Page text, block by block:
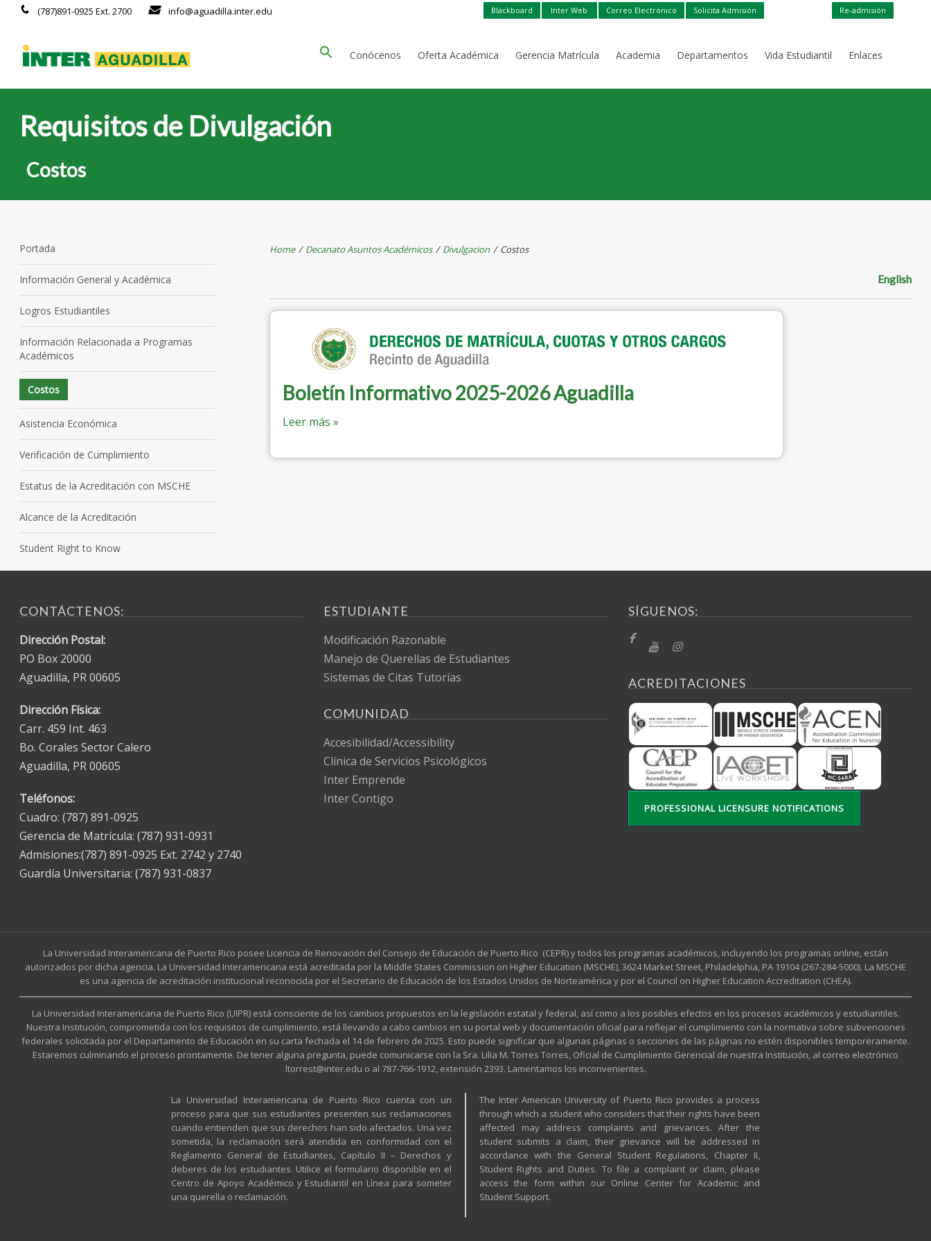
Blackboard Inter Web Correo Electrónico Solicita Admisión Re-admisión
(787)891-0925 Ext. 2700 info@aguadilla.inter.edu
Conócenos Oferta Académica Gerencia Matrícula Academia Departamentos Vida Estudiantil Enlaces
Requisitos de Divulgación
Costos
Home / Decanato Asuntos Académicos / Divulgacion / Costos
English
Boletín Informativo 2025-2026 Aguadilla
Leer más »
Portada
Información General y Académica
Logros Estudiantiles
Información Relacionada a Programas
Académicos
Costos
Asistencia Económica
Verificación de Cumplimiento
Estatus de la Acreditación con MSCHE
Alcance de la Acreditación
Student Right to Know
CONTÁCTENOS:
Dirección Postal:
PO Box 20000
Aguadilla, PR 00605
Dirección Física:
Carr. 459 Int. 463
Bo. Corales Sector Calero
Aguadilla, PR 00605
Teléfonos:
Cuadro: (787) 891-0925
Gerencia de Matrícula: (787) 931-0931
Admisiones:(787) 891-0925 Ext. 2742 y 2740
Guardía Universitaria: (787) 931-0837
ESTUDIANTE
Modificación Razonable
Manejo de Querellas de Estudiantes
Sistemas de Citas Tutorías
COMUNIDAD
Accesibilidad/Accessibility
Clínica de Servicios Psicológicos
Inter Emprende
Inter Contigo
SÍGUENOS:
ACREDITACIONES
PROFESSIONAL LICENSURE NOTIFICATIONS
La Universidad Interamericana de Puerto Rico posee Licencia de Renovación del Consejo de Educación de Puerto Rico (CEPR) y todos los programas académicos, incluyendo los programas online, están
autorizados por dicha agencia. La Universidad Interamericana está acreditada por la Middle States Commission on Higher Education (MSCHE), 3624 Market Street, Philadelphia, PA 19104 (267-284-5000). La MSCHE
es una agencia de acreditación institucional reconocida por el Secretario de Educación de los Estados Unidos de Norteamérica y por el Council on Higher Education Accreditation (CHEA).
La Universidad Interamericana de Puerto Rico (UIPR) está consciente de los cambios propuestos en la legislación estatal y federal, así como a los posibles efectos en los procesos académicos y estudiantiles.
Nuestra Institución, comprometida con los requisitos de cumplimiento, está llevando a cabo cambios en su portal web y documentación oficial para reflejar el cumplimiento con la normativa sobre subvenciones
federales solicitada por el Departamento de Educación en su carta fechada el 14 de febrero de 2025. Esto puede significar que algunas páginas o secciones de las páginas no estén disponibles temporeramente.
Estaremos culminando el proceso prontamente. De tener alguna pregunta, puede comunicarse con la Sra. Lilia M. Torres Torres, Oficial de Cumplimiento Gerencial de nuestra Institución, al correo electrónico
ltorrest@inter.edu o al 787-766-1912, extensión 2393. Lamentamos los inconvenientes.
La Universidad Interamericana de Puerto Rico cuenta con un
proceso para que sus estudiantes presenten sus reclamaciones
cuando entienden que sus derechos han sido afectados. Una vez
sometida, la reclamación será atendida en conformidad con el
Reglamento General de Estudiantes, Capítulo II – Derechos y
deberes de los estudiantes. Utilice el formulario disponible en el
Centro de Apoyo Académico y Estudiantil en Línea para someter
una querella o reclamación.
The Inter American University of Puerto Rico provides a process
through which a student who considers that their rights have been
affected may address complaints and grievances. After the
student submits a claim, their grievance will be addressed in
accordance with the General Student Regulations, Chapter II,
Student Rights and Duties. To file a complaint or claim, please
access the form within our Online Center for Academic and
Student Support.